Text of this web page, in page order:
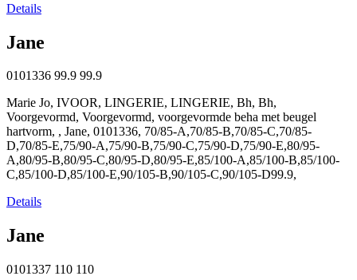
Details
Jane
0101336 99.9 99.9
Marie Jo, IVOOR, LINGERIE, LINGERIE, Bh, Bh,
Voorgevormd, Voorgevormd, voorgevormde beha met beugel
hartvorm, , Jane, 0101336, 70/85-A,70/85-B,70/85-C,70/85-
D,70/85-E,75/90-A,75/90-B,75/90-C,75/90-D,75/90-E,80/95-
A,80/95-B,80/95-C,80/95-D,80/95-E,85/100-A,85/100-B,85/100-
C,85/100-D,85/100-E,90/105-B,90/105-C,90/105-D99.9,
Details
Jane
0101337 110 110